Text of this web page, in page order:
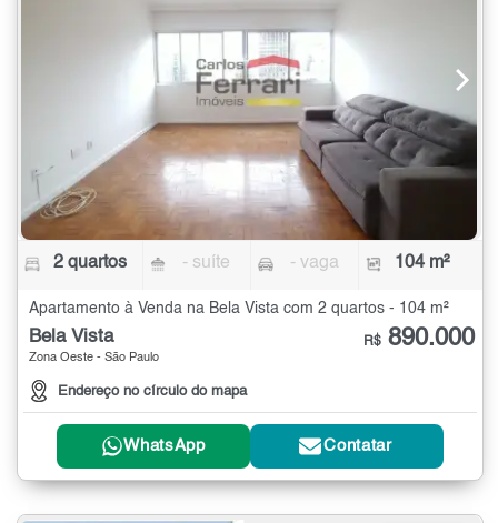
2 quartos - suíte - vaga 104 m²
Apartamento à Venda na Bela Vista com 2 quartos - 104 m²
Bela Vista
Zona Oeste - São Paulo
Endereço no círculo do mapa
R$ 890.000
WhatsApp Contatar